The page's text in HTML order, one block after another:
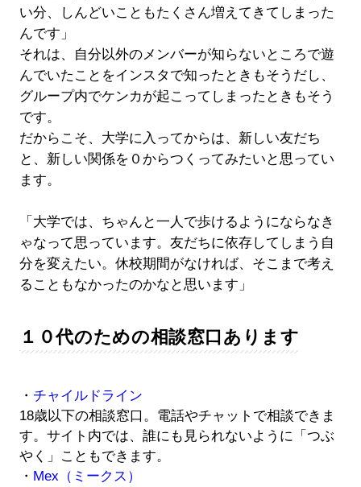
い分、しんどいこともたくさん増えてきてしまった
んです」
それは、自分以外のメンバーが知らないところで遊
んでいたことをインスタで知ったときもそうだし、
グループ内でケンカが起こってしまったときもそう
です。
だからこそ、大学に入ってからは、新しい友だち
と、新しい関係を０からつくってみたいと思ってい
ます。
「大学では、ちゃんと一人で歩けるようにならなき
ゃなって思っています。友だちに依存してしまう自
分を変えたい。休校期間がなければ、そこまで考え
ることもなかったのかなと思います」
１０代のための相談窓口あります
・ チャイルドライン
18歳以下の相談窓口。電話やチャットで相談できま
す。サイト内では、誰にも見られないように「つぶ
やく」こともできます。
・ Mex（ミークス）